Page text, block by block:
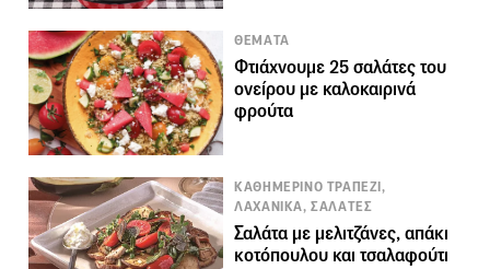
ΘΕΜΑΤΑ
Φτιάχνουμε 25 σαλάτες του
ονείρου με καλοκαιρινά
φρούτα
ΚΑΘΗΜΕΡΙΝΟ ΤΡΑΠΕΖΙ,
ΛΑΧΑΝΙΚΑ, ΣΑΛΑΤΕΣ
Σαλάτα με μελιτζάνες, απάκι
κοτόπουλου και τσαλαφούτι